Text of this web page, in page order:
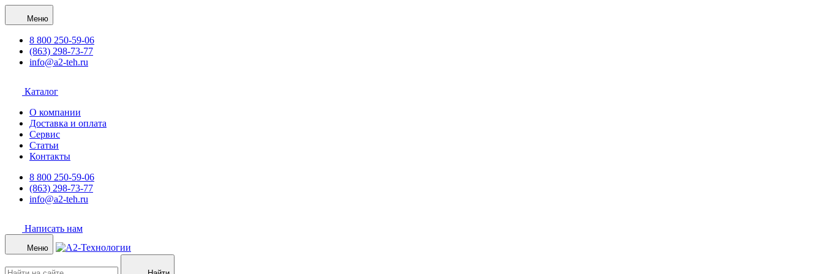
Меню
8 800 250-59-06
(863) 298-73-77
info@a2-teh.ru
Каталог
О компании
Доставка и оплата
Сервис
Статьи
Контакты
8 800 250-59-06
(863) 298-73-77
info@a2-teh.ru
Написать нам
Меню